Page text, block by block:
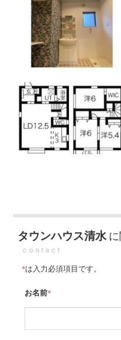
タウンハウス清水に
contact
*は入力必須項目です。
お名前*